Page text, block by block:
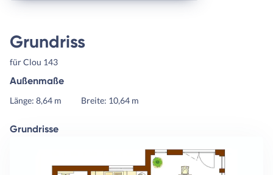
Grundriss
für Clou 143
Außenmaße
Länge: 8,64 m Breite: 10,64 m
Grundrisse